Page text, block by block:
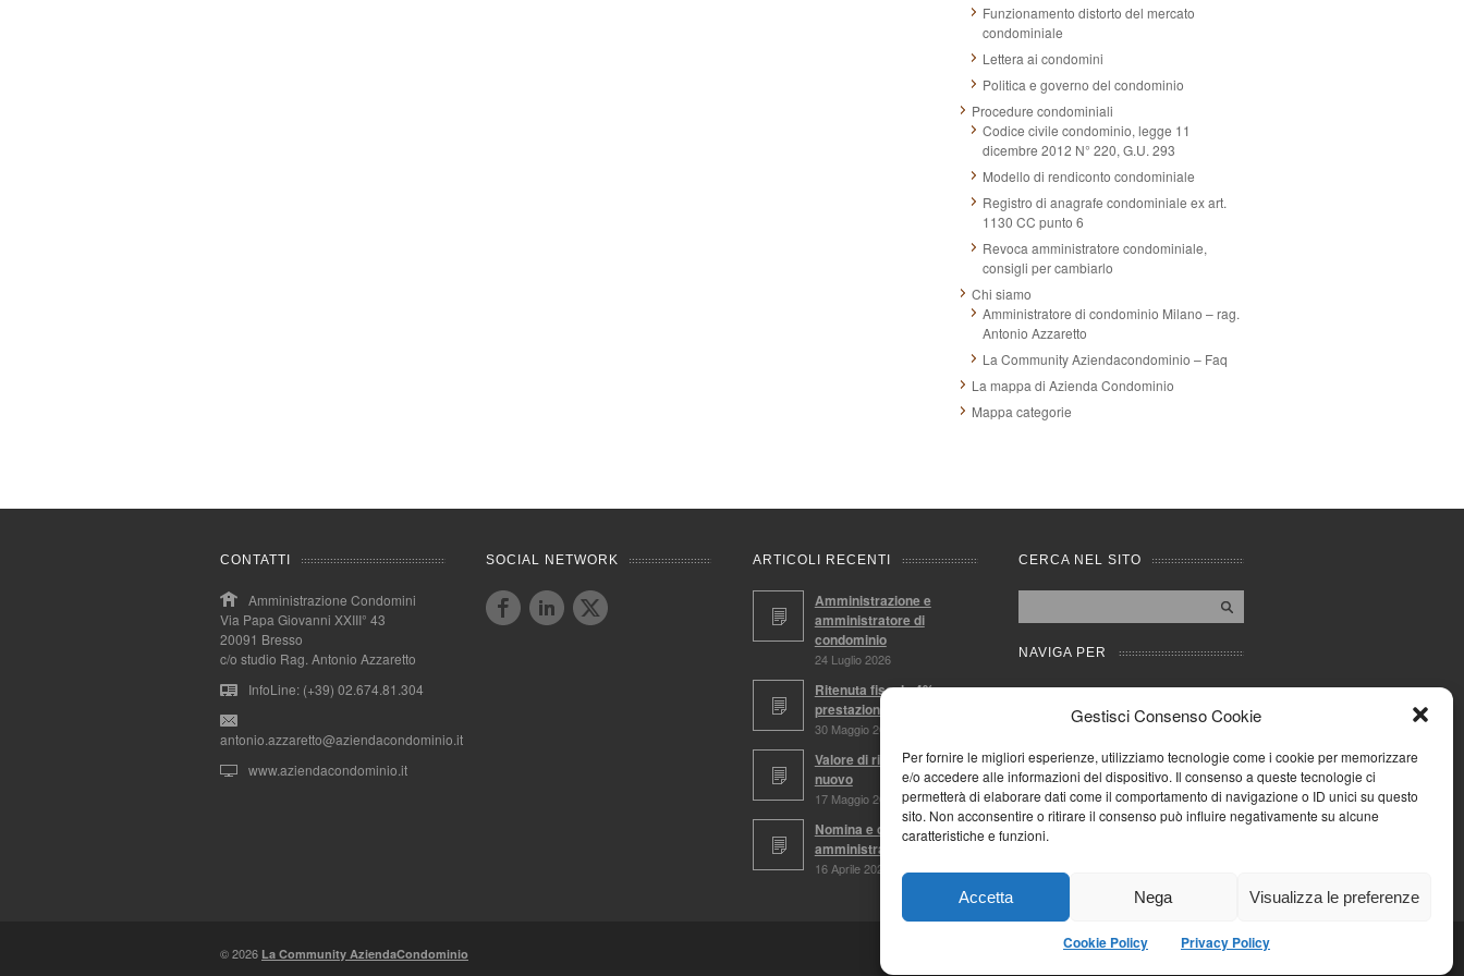
Gestisci Consenso Cookie
Per fornire le migliori esperienze, utilizziamo tecnologie come i cookie per memorizzare
e/o accedere alle informazioni del dispositivo. Il consenso a queste tecnologie ci
permetterà di elaborare dati come il comportamento di navigazione o ID unici su questo
sito. Non acconsentire o ritirare il consenso può influire negativamente su alcune
caratteristiche e funzioni.
Accetta Nega Visualizza le preferenze
Cookie Policy Privacy Policy
Funzionamento distorto del mercato
condominiale
Lettera ai condomini
Politica e governo del condominio
Procedure condominiali
Codice civile condominio, legge 11
dicembre 2012 N° 220, G.U. 293
Modello di rendiconto condominiale
Registro di anagrafe condominiale ex art.
1130 CC punto 6
Revoca amministratore condominiale,
consigli per cambiarlo
Chi siamo
Amministratore di condominio Milano – rag.
Antonio Azzaretto
La Community Aziendacondominio – Faq
La mappa di Azienda Condominio
Mappa categorie
CONTATTI
Amministrazione Condomini
Via Papa Giovanni XXIII° 43
20091 Bresso
c/o studio Rag. Antonio Azzaretto
InfoLine: (+39) 02.674.81.304
antonio.azzaretto@aziendacondominio.it
www.aziendacondominio.it
SOCIAL NETWORK ARTICOLI RECENTI
Amministrazione e
amministratore di
condominio
24 Luglio 2026
Ritenuta fiscale 4%,
prestazioni soggette
30 Maggio 2026
Valore di ricostruzione a
nuovo
17 Maggio 2026
Nomina e conferma
amministratore
16 Aprile 2026
CERCA NEL SITO
NAVIGA PER
Mappa completa
Mappa categorie
Privacy Policy
Forum
Iscriviti alla Community
AziendaCondominio
© 2026 La Community AziendaCondominio